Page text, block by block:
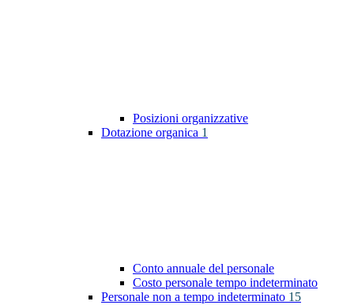
Posizioni organizzative
Dotazione organica 1
Conto annuale del personale
Costo personale tempo indeterminato
Personale non a tempo indeterminato 15